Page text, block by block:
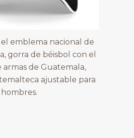
emblema nacional de
gorra de béisbol con el
armas de Guatemala,
ajustable para